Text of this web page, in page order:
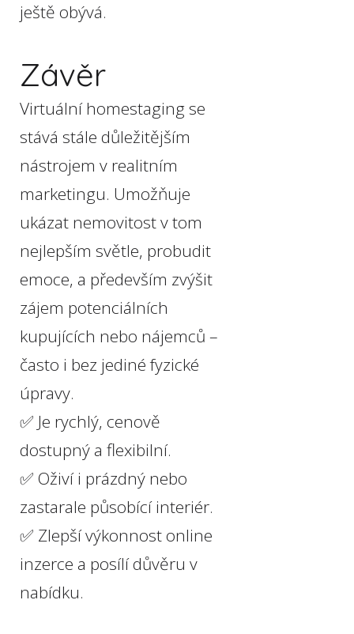
ještě obývá.
Závěr
Virtuální homestaging se
stává stále důležitějším
nástrojem v realitním
marketingu. Umožňuje
ukázat nemovitost v tom
nejlepším světle, probudit
emoce, a především zvýšit
zájem potenciálních
kupujících nebo nájemců –
často i bez jediné fyzické
úpravy.
✅ Je rychlý, cenově
dostupný a flexibilní.
✅ Oživí i prázdný nebo
zastarale působící interiér.
✅ Zlepší výkonnost online
inzerce a posílí důvěru v
nabídku.